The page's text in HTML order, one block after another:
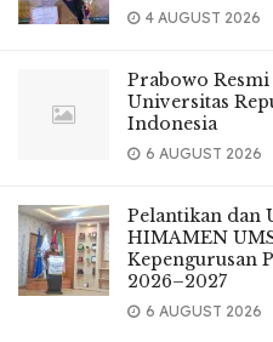
4 AUGUST 2026
Prabowo
Universitas
Indonesia
6 AUGUST 2026
Pelantikan dan
HIMAMEN
Kepengurusan
2026–2027
6 AUGUST 2026